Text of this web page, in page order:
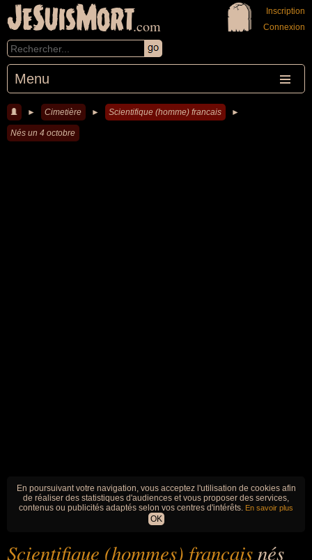
JeSuisMort.com
Menu
Inscription
Connexion
► Cimetière ► Scientifique (homme) francais ►
Nés un 4 octobre
En poursuivant votre navigation, vous acceptez l'utilisation de cookies afin
de réaliser des statistiques d'audiences et vous proposer des services,
contenus ou publicités adaptés selon vos centres d'intérêts. En savoir plus
OK
Scientifique (hommes) francaisnés